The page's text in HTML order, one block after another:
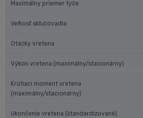
Maximálny priemer tyče
Veľkosť skľučovadla
Otáčky vretena
Výkon vretena (maximálny/stacionárny)
Krútiaci moment vretena
(maximálny/stacionárny)
Ukončenie vretena (štandardizované)